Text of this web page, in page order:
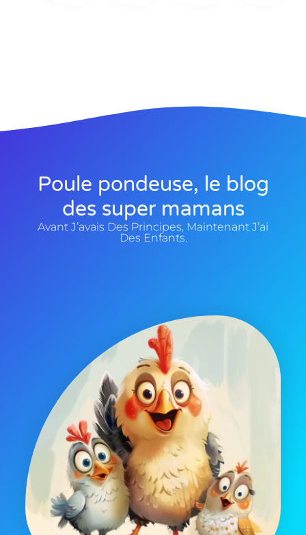
Poule pondeuse, le blog
des super mamans
Avant J’avais Des Principes, Maintenant J’ai
Des Enfants.